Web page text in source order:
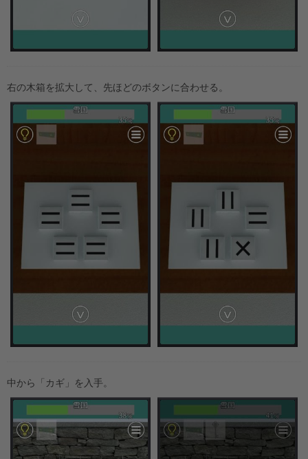
右の木箱を拡大して、先ほどのボタンに合わせる。
中から「カギ」を入手。